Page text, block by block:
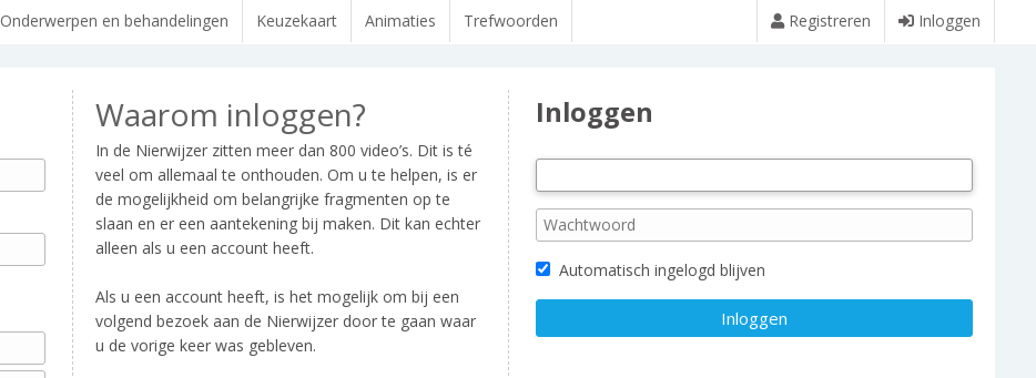
Onderwerpen en behandelingen Keuzekaart Animaties Trefwoorden Registreren Inloggen
Waarom inloggen?
In de Nierwijzer zitten meer dan 800 video’s. Dit is té
veel om allemaal te onthouden. Om u te helpen, is er
de mogelijkheid om belangrijke fragmenten op te
slaan en er een aantekening bij maken. Dit kan echter
alleen als u een account heeft.
Als u een account heeft, is het mogelijk om bij een
volgend bezoek aan de Nierwijzer door te gaan waar
u de vorige keer was gebleven.
Inloggen
Automatisch ingelogd blijven